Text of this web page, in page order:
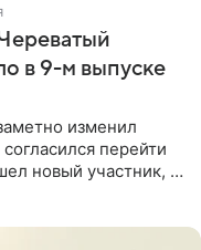
в 9-м выпуске
изменил
перейти
новый участник, а